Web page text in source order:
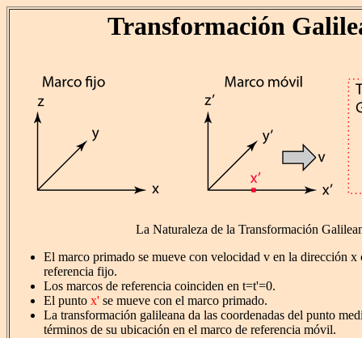
Transformación
La Naturaleza de la Transformación
El marco primado se mueve con velocidad v en la dirección x
referencia fijo.
Los marcos de referencia coinciden en t=t'=0.
El punto x' se mueve con el marco primado.
La transformación galileana da las coordenadas del punto
términos de su ubicación en el marco de referencia móvil.